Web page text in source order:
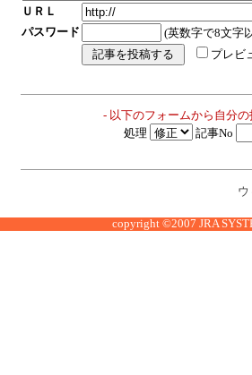
ＵＲＬ
パスワード
(英数字で8文字
プレビ
- 以下のフォームから自分
処理
記事No
copyright ©2007 JRA